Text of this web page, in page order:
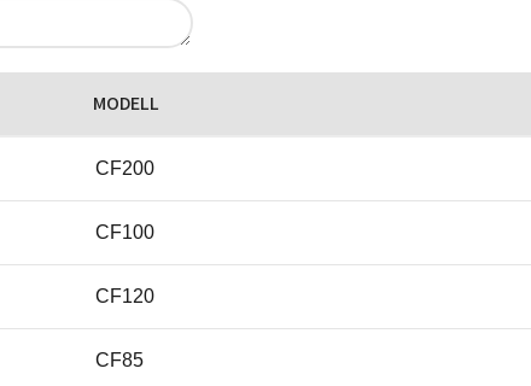
MODELL
CF200
CF100
CF120
CF85